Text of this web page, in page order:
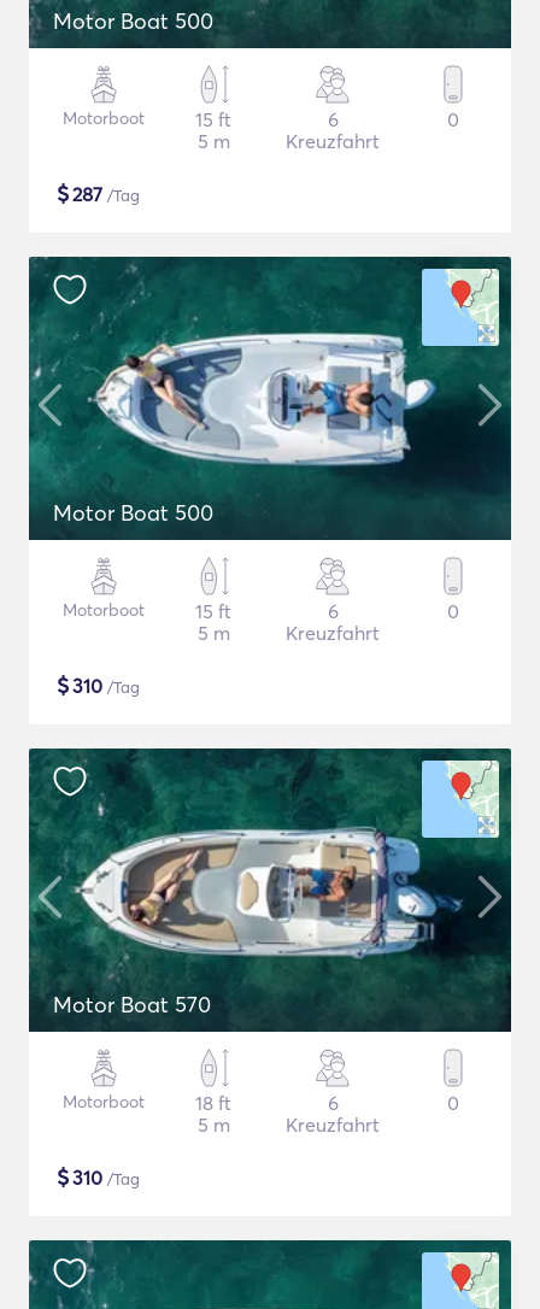
Motor Boat 500
Motorboot
15 ft
5 m
6
Kreuzfahrt
0
$287 /Tag
Motor Boat 500
Motorboot
15 ft
5 m
6
Kreuzfahrt
0
$310 /Tag
Motor Boat 570
Motorboot
18 ft
5 m
6
Kreuzfahrt
0
$310 /Tag